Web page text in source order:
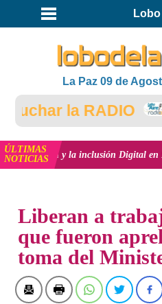
La Paz 09 de
la RADIO
ÚLTIMAS
NOTICIASy la inclusión Digital en Bolivia
Liberan a
que fueron
toma del